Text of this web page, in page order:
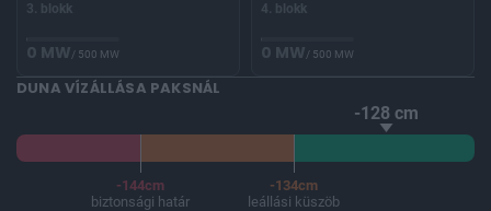
3. blokk
0 MW/ 500 MW
4. blokk
0 MW/ 500 MW
DUNA VÍZÁLLÁSA PAKSNÁL
-128 cm
-144cm
biztonsági határ
-134cm
leállási küszöb